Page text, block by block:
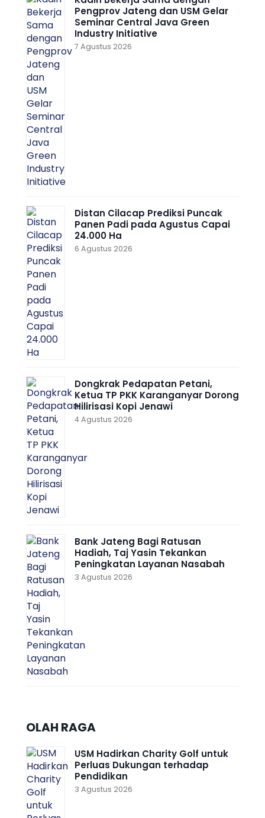
Pengprov Jateng dan USM Gelar
Seminar Central Java Green
Industry Initiative
7 Agustus 2026
Distan Cilacap Prediksi Puncak
Panen Padi pada Agustus Capai
24.000 Ha
6 Agustus 2026
Dongkrak Pedapatan Petani,
Ketua TP PKK Karanganyar Dorong
Hilirisasi Kopi Jenawi
4 Agustus 2026
Bank Jateng Bagi Ratusan
Hadiah, Taj Yasin Tekankan
Peningkatan Layanan Nasabah
3 Agustus 2026
OLAH RAGA
USM Hadirkan Charity Golf untuk
Perluas Dukungan terhadap
Pendidikan
3 Agustus 2026